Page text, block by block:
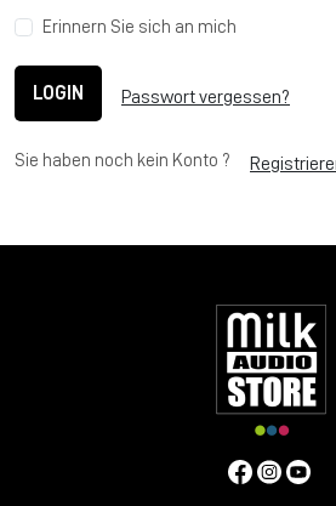
Erinnern Sie sich an mich
LOGIN Passwort vergessen?
Sie haben noch kein Konto ?